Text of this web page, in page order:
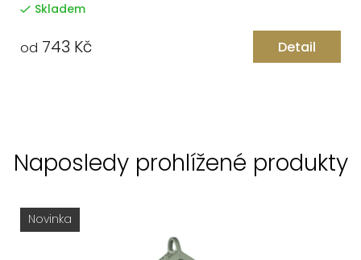
Skladem
od 743 Kč Detail
Naposledy prohlížené produkty
Novinka